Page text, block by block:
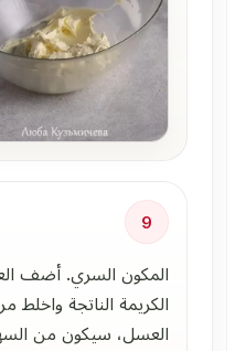
9
المكون السري. أضف
الكريمة الناتجة
العسل، سيكون من